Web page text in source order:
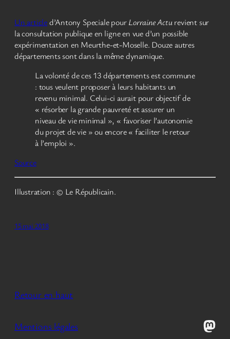
Un articled’Antony Speciale pourLorraine Acturevient sur
la consultation publique en ligne en vue d’un possible
expérimentation en Meurthe-et-Moselle. Douze autres
départements sont dans la même dynamique.
La volonté de ces 13 départements est commune
: tous veulent proposer à leurs habitants un
revenu minimal. Celui-ci aurait pour objectif de
« résorber la grande pauvreté et assurer un
niveau de vie minimal », « favoriser l’autonomie
du projet de vie » ou encore « faciliter le retour
à l’emploi ».
Source
Illustration : © Le Républicain.
15 mai 2018
Retour en haut
Mentions légales